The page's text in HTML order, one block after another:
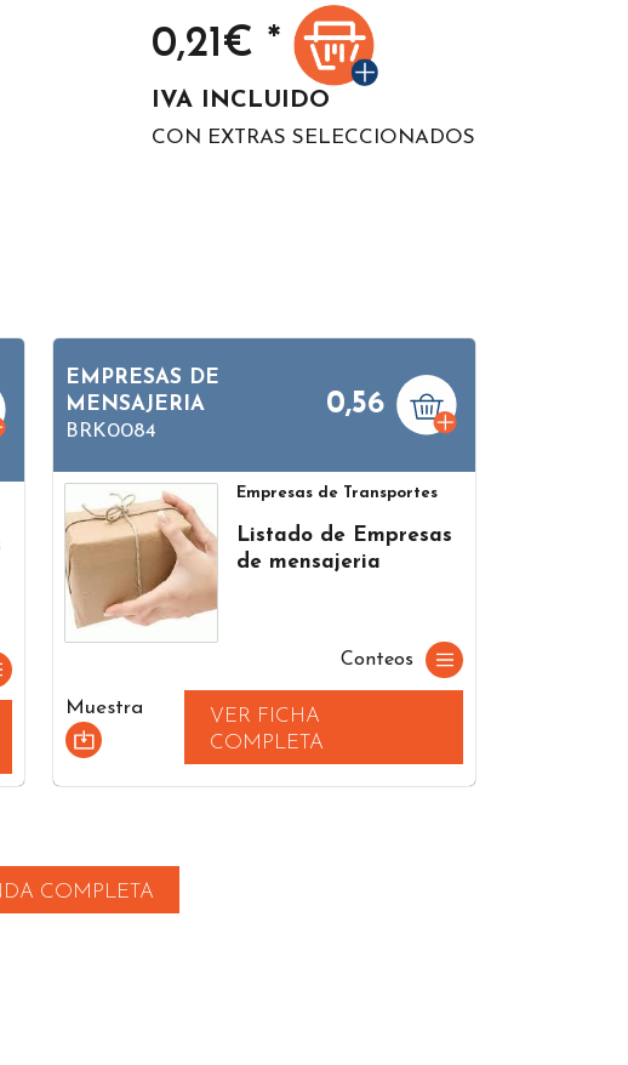
0,21€ *
IVA INCLUIDO
CON EXTRAS SELECCIONADOS
EMPRESAS DE
MENSAJERIA
BRK0084
0,56
Empresas de Transportes
Listado de Empresas
de mensajeria
Conteos
Muestra
VER FICHA
COMPLETA
COMPLETA